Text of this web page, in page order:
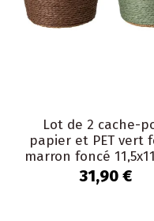
Lot de 2 cache-
papier et PET vert
marron foncé
cm Bucaco
31,90 €